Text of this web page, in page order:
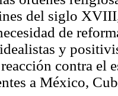
del siglo
de
y
contra el
a México,